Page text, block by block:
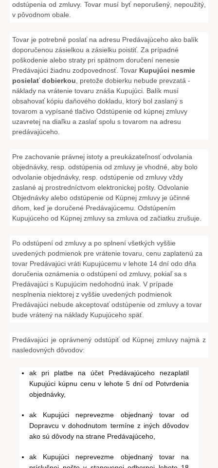
odstúpenia od zmluvy. Tovar musí byť neporušený, nepoužitý,
v pôvodnom obale.
Tovar je potrebné poslať na adresu Predávajúceho ako balík
doporučenou zásielkou a zásielku poistiť. Za prípadné
poškodenie alebo straty pri spätnom doručení nenesie
Predávajúci žiadnu zodpovednosť. Tovar Kupujúci nesmie
posielať dobierkou , pretože dobierku nebude prevzatá -
náklady na vrátenie tovaru znáša Kupujúci. Balík musí
obsahovať kópiu daňového dokladu, ktorý bol zaslaný s
tovarom a vypísané tlačivo Odstúpenie od kúpnej zmluvy
uzavretej na diaľku a zaslať spolu s tovarom na adresu
predávajúceho.
Pre zachovanie právnej istoty a preukázateľnosť odvolania
objednávky, resp. odstúpenia od zmluvy je vhodné, aby bolo
odvolanie objednávky, resp. odstúpenie od zmluvy vždy
zaslané aj prostredníctvom elektronickej pošty. Odvolanie
Objednávky alebo odstúpenie od Kúpnej zmluvy je účinné
dňom, keď je doručené Predávajúcemu. Odstúpením
Kupujúceho od Kúpnej zmluvy sa zmluva od začiatku zrušuje.
Po odstúpení od zmluvy a po splnení všetkých vyššie
uvedených podmienok pre vrátenie tovaru, cenu zaplatenú za
tovar Predávajúci vráti Kupujúcemu v lehote 14 dní odo dňa
doručenia oznámenia o odstúpení od zmluvy, pokiaľ sa s
Predávajúci s Kupujúcim nedohodnú inak. V prípade
nesplnenia niektorej z vyššie uvedených podmienok
Predávajúci nebude akceptovať odstúpenie od zmluvy a tovar
bude vrátený na náklady Kupujúceho späť.
Predávajúci je oprávnený odstúpiť od Kúpnej zmluvy najmä z
nasledovných dôvodov:
ak pri platbe na účet Predávajúceho nezaplatil
Kupujúci kúpnu cenu v lehote 5 dní od Potvrdenia
objednávky,
ak Kupujúci neprevezme objednaný tovar od
Dopravcu v dohodnutom termíne z iných dôvodov
ako sú dôvody na strane Predávajúceho,
ak Kupujúci neprevezme objednaný tovar na